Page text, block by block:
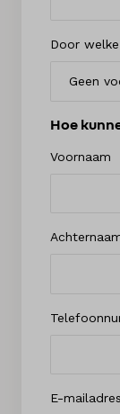
Door
Hoe
Voornaam
E-mailadres